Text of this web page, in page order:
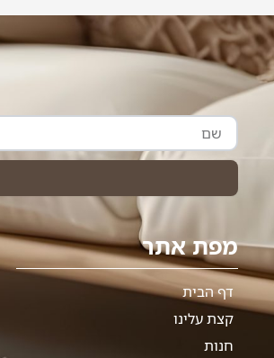
שם
מפת אתר
דף הבית
קצת עלינו
חנות